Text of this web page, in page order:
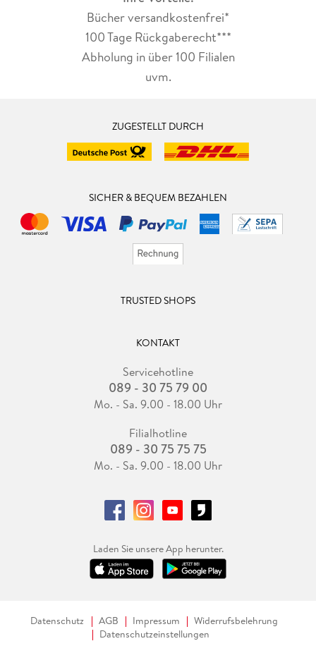
Bücher versandkostenfrei*
100 Tage Rückgaberecht***
Abholung in über 100 Filialen
uvm.
ZUGESTELLT DURCH
SICHER & BEQUEM BEZAHLEN
TRUSTED SHOPS
KONTAKT
Servicehotline
089 - 30 75 79 00
Mo. - Sa. 9.00 - 18.00 Uhr
Filialhotline
089 - 30 75 75 75
Mo. - Sa. 9.00 - 18.00 Uhr
Laden Sie unsere App herunter.
Datenschutz AGB Impressum
Widerrufsbelehrung
Datenschutzeinstellungen